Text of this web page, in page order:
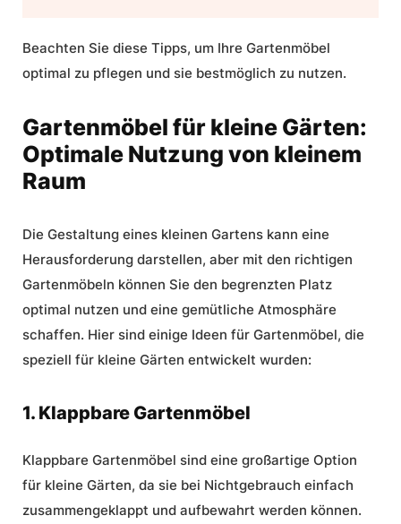
Beachten Sie diese Tipps, um Ihre Gartenmöbel
optimal zu pflegen und sie bestmöglich zu nutzen.
Gartenmöbel für kleine Gärten:
Optimale Nutzung von kleinem
Raum
Die Gestaltung eines kleinen Gartens kann eine
Herausforderung darstellen, aber mit den richtigen
Gartenmöbeln können Sie den begrenzten Platz
optimal nutzen und eine gemütliche Atmosphäre
schaffen. Hier sind einige Ideen für Gartenmöbel, die
speziell für kleine Gärten entwickelt wurden:
1. Klappbare Gartenmöbel
Klappbare Gartenmöbel sind eine großartige Option
für kleine Gärten, da sie bei Nichtgebrauch einfach
zusammengeklappt und aufbewahrt werden können.